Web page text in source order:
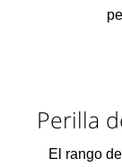
Perilla
El rango